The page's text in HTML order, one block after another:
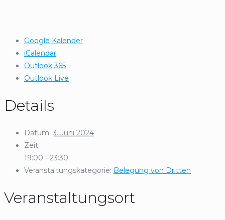
Google Kalender
iCalendar
Outlook 365
Outlook Live
Details
Datum: 3. Juni 2024
Zeit:
19:00 - 23:30
Veranstaltungskategorie: Belegung von Dritten
Veranstaltungsort